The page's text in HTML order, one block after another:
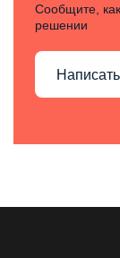
Сообщите,
решении
Написать